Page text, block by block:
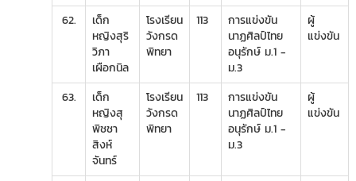
62.
เด็ก
หญิงสุริ
วิภา
เผือกนิล
โรงเรียน
วังกรด
พิทยา
113
การแข่งขัน
นาฏศิลป์ไทย
อนุรักษ์ ม.1 -
ม.3
ผู้
แข่งขัน
63.
เด็ก
หญิงสุ
พิชชา
สิงห์
จันทร์
โรงเรียน
วังกรด
พิทยา
113
การแข่งขัน
นาฏศิลป์ไทย
อนุรักษ์ ม.1 -
ม.3
ผู้
แข่งขัน